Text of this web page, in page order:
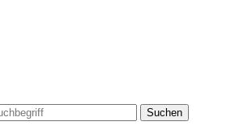
Suchen